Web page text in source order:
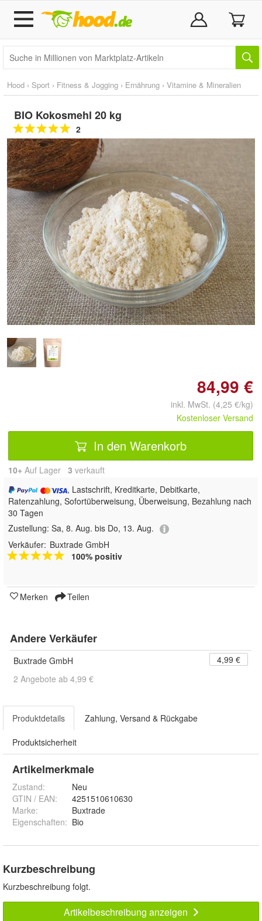
Hood › Sport › Fitness & Jogging › Ernährung › Vitamine & Mineralien
BIO Kokosmehl 20 kg
2
Doppelt antippen zum
vergrößern
84,99 €
inkl. MwSt. (4,25 €/kg)
Kostenloser Versand
In den Warenkorb
10+ Auf Lager 3 verkauft
, Lastschrift, Kreditkarte, Debitkarte,
Ratenzahlung, Sofortüberweisung, Überweisung, Bezahlung nach
30 Tagen
Zustellung: Sa, 8. Aug. bis Do, 13. Aug.
Verkäufer: Buxtrade GmbH
100% positiv
Merken Teilen
Andere Verkäufer
Buxtrade GmbH
4,99 €
2 Angebote ab 4,99 €
Produktdetails Zahlung, Versand & Rückgabe
Produktsicherheit
Artikelmerkmale
Zustand:
Neu
GTIN / EAN:
4251510610630
Marke:
Buxtrade
Eigenschaften: Bio
Kurzbeschreibung
Kurzbeschreibung folgt.
Artikelbeschreibung anzeigen